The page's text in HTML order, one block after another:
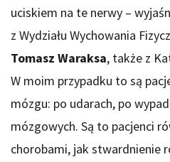
uciskiem na te nerwy –
z Wydziału Wychowania
Tomasz Waraksa, także z
W moim przypadku to są
mózgu: po udarach, po
mózgowych. Są to pacjenci
chorobami, jak stwardnienie